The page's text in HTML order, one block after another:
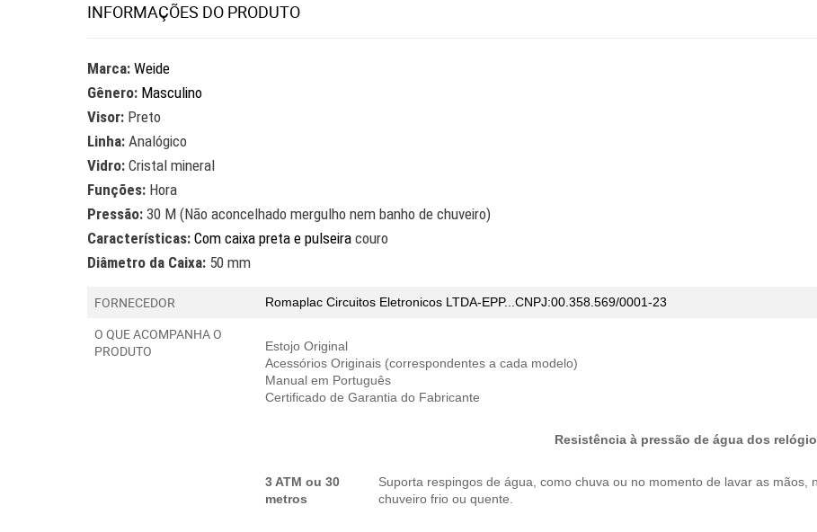
INFORMAÇÕES DO PRODUTO
Marca: Weide
Gênero: Masculino
Visor: Preto
Linha: Analógico
Vidro: Cristal mineral
Funções: Hora
Pressão: 30 M (Não aconcelhado mergulho nem banho de chuveiro)
Características: Com caixa preta e pulseira couro
Diâmetro da Caixa: 50 mm
FORNECEDOR Romaplac Circuitos Eletronicos LTDA-EPP...CNPJ:00.358.569/0001-23
O QUE ACOMPANHA O
PRODUTO
Estojo Original
Acessórios Originais (correspondentes a cada modelo)
Manual em Português
Certificado de Garantia do Fabricante
Resistência à pressão de água dos
3 ATM ou 30
metros
Suporta respingos de água, como chuva ou no momento de lavar as mãos,
chuveiro frio ou quente.